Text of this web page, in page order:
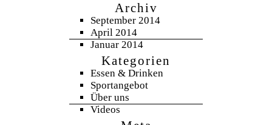
Archiv
September 2014
April 2014
Januar 2014
Kategorien
Essen & Drinken
Sportangebot
Über uns
Videos